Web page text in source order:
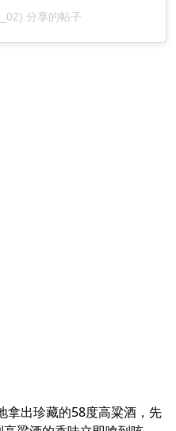
分享的帖子
拿出珍藏的58度高粱酒，先